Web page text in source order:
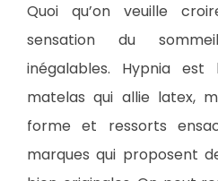
Quoi qu’on veuille
sensation du
inégalables. Hypnia
matelas qui allie latex,
forme et ressorts
marques qui proposent